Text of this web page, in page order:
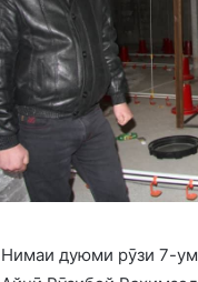
Нимаи дуюми рӯзи 7-